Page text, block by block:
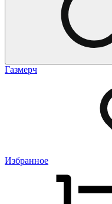
Газмерч
Избранное